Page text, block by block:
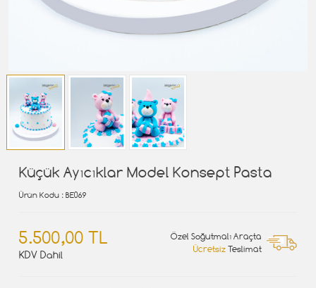
Küçük Ayıcıklar Model Konsept Pasta
Ürün Kodu : BE069
5.500,00 TL
KDV Dahil
Özel Soğutmalı Araçta
Ücretsiz Teslimat